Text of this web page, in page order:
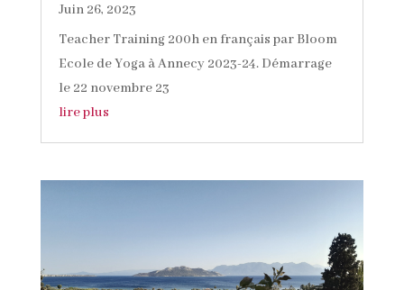
Juin 26, 2023
Teacher Training 200h en français par Bloom
Ecole de Yoga à Annecy 2023-24. Démarrage
le 22 novembre 23
lire plus